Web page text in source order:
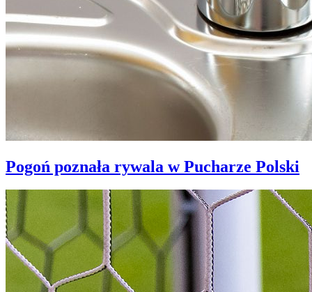
Pogoń poznała rywala w Pucharze Polski